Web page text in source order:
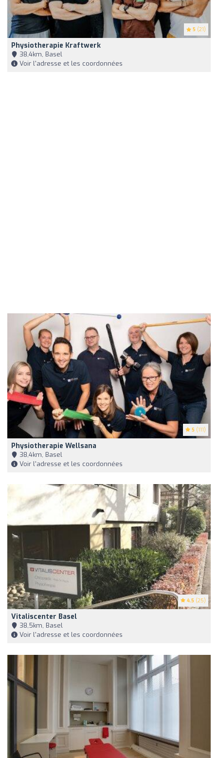
5 (21)
Physiotherapie Kraftwerk
38,4km, Basel
Voir l'adresse et les coordonnées
5 (111)
Physiotherapie Wellsana
38,4km, Basel
Voir l'adresse et les coordonnées
4.5 (25)
Vitaliscenter Basel
38,5km, Basel
Voir l'adresse et les coordonnées